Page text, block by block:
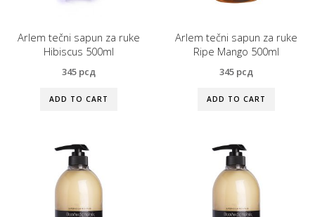
Arlem tečni sapun za ruke
Hibiscus 500ml
345 рсд
ADD TO CART
Arlem tečni sapun za ruke
Ripe Mango 500ml
345 рсд
ADD TO CART